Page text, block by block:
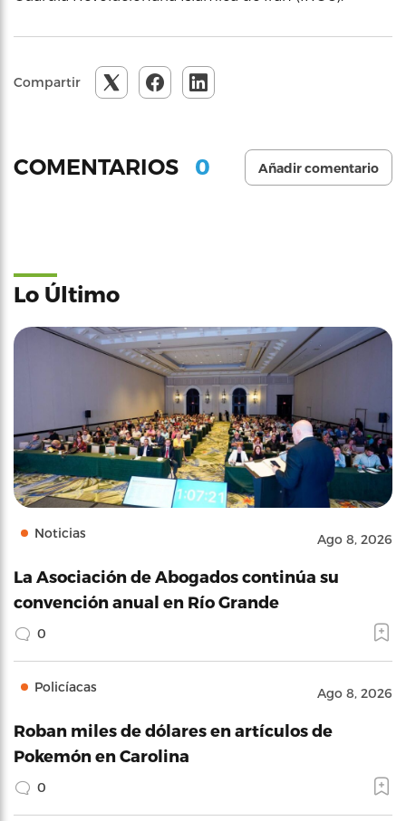
Compartir
COMENTARIOS 0 Añadir comentario
Lo Último
Noticias Ago 8, 2026
La Asociación de Abogados continúa su
convención anual en Río Grande
0
Policíacas Ago 8, 2026
Roban miles de dólares en artículos de
Pokemón en Carolina
0